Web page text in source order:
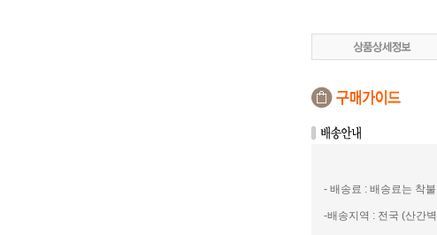
- 배송료 : 배송료는 착
-배송지역 : 전국 (산간